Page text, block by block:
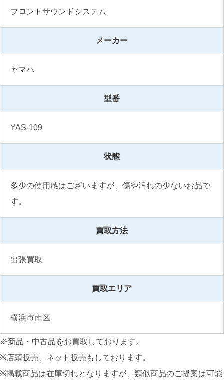
フロントサウンドシステム
メーカー
ヤマハ
型番
YAS-109
状態
多少の使用感はございますが、傷や汚れの少ないお品で
す。
買取方法
出張買取
買取エリア
横浜市南区
※新品・中古品をお買取しております。
※店頭販売、ネット販売もしております。
※掲載商品は在庫切れとなりますが、類似商品のご提案は可能